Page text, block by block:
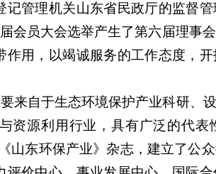
记管理机关山东省民政厅的监督管
届会员大会选举产生了第六届理事
用，以竭诚服务的工作态度，
来自于生态环境保护产业科研、
资源利用行业，具有广泛的代表
山东环保产业》杂志， 建立了公众